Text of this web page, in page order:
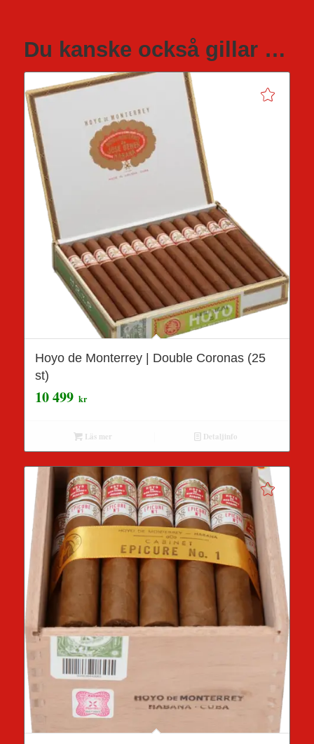
Du kanske också gillar …
Hoyo de Monterrey | Double Coronas (25
st)
10 499 kr
Läs mer Detaljinfo